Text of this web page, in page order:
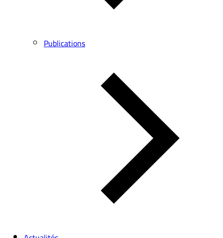
Publications